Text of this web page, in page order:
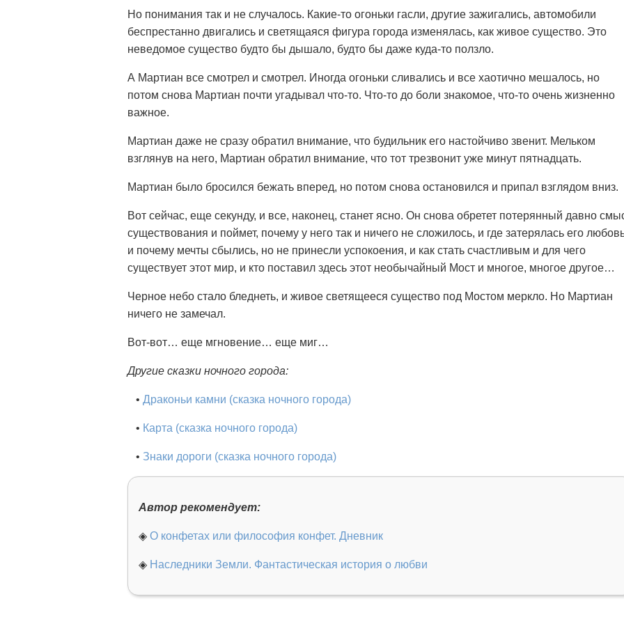
Но понимания так и не случалось. Какие-то огоньки гасли, другие зажигались, автомобили
беспрестанно двигались и светящаяся фигура города изменялась, как живое существо. Это
неведомое существо будто бы дышало, будто бы даже куда-то ползло.
А Мартиан все смотрел и смотрел. Иногда огоньки сливались и все хаотично мешалось, но
потом снова Мартиан почти угадывал что-то. Что-то до боли знакомое, что-то очень жизненно
важное.
Мартиан даже не сразу обратил внимание, что будильник его настойчиво звенит. Мельком
взглянув на него, Мартиан обратил внимание, что тот трезвонит уже минут пятнадцать.
Мартиан было бросился бежать вперед, но потом снова остановился и припал взглядом вниз.
Вот сейчас, еще секунду, и все, наконец, станет ясно. Он снова обретет потерянный давно
существования и поймет, почему у него так и ничего не сложилось, и где затерялась его
и почему мечты сбылись, но не принесли успокоения, и как стать счастливым и для чего
существует этот мир, и кто поставил здесь этот необычайный Мост и многое, многое другое…
Черное небо стало бледнеть, и живое светящееся существо под Мостом меркло. Но Мартиан
ничего не замечал.
Вот-вот… еще мгновение… еще миг…
Другие сказки ночного города:
• Драконьи камни (сказка ночного города)
• Карта (сказка ночного города)
• Знаки дороги (сказка ночного города)
Автор рекомендует:
◈ О конфетах или философия конфет. Дневник
◈ Наследники Земли. Фантастическая история о любви